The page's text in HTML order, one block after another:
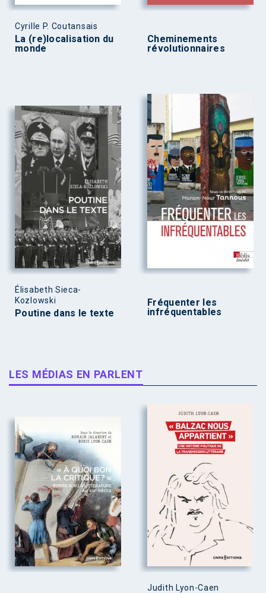
Cyrille P. Coutansais
La (re)localisation du
monde
Cheminements
révolutionnaires
Élisabeth Sieca-
Kozlowski
Poutine dans le texte
Fréquenter les
infréquentables
LES MÉDIAS EN PARLENT
Judith Lyon-Caen